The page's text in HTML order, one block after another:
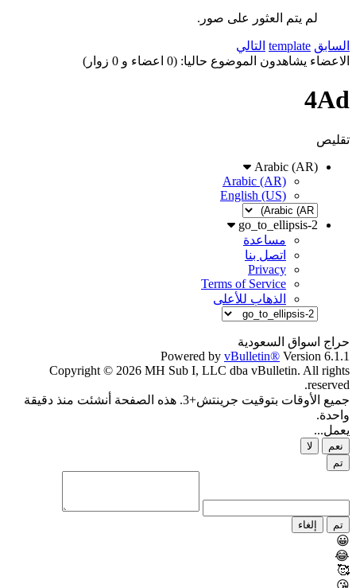
لم يتم العثور على صور.
السابق template التالي
الاعضاء يشاهدون الموضوع حاليا: (0 اعضاء و 0 زوار)
4Ad
تقليص
Arabic (AR)
Arabic (AR)
English (US)
go_to_ellipsis-2
مساعدة
اتصل بنا
Privacy
Terms of Service
الذهاب للأعلى
حراج اسواق السعودية
Powered by vBulletin® Version 6.1.1
Copyright © 2026 MH Sub I, LLC dba vBulletin. All rights
reserved.
جميع الأوقات بتوقيت جرينتش+3. هذه الصفحة أنشئت منذ دقيقة
واحدة.
يعمل...
نعم
لا
تم
تم إلغاء
😀
😂
🥰
😘